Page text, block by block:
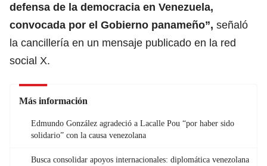
defensa de la democracia en Venezuela,
convocada por el Gobierno panameño”, señaló
la cancillería en un mensaje publicado en la red
social X.
Más información
Edmundo González agradeció a Lacalle Pou “por haber sido
solidario” con la causa venezolana
Busca consolidar apoyos internacionales: diplomática venezolana